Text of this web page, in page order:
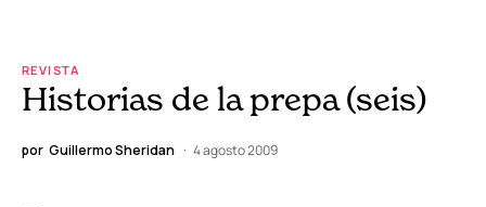
REVISTA
Historias de la prepa (seis)
por Guillermo Sheridan 4 agosto 2009